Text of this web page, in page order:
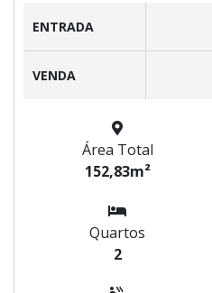
ENTRADA
VENDA
Área Total
152,83m²
Quartos
2